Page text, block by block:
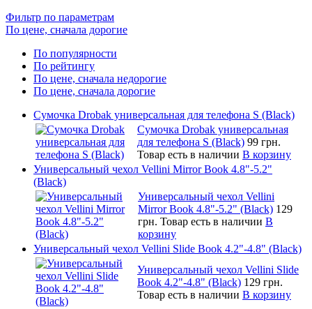
Фильтр по параметрам
По цене, сначала дорогие
По популярности
По рейтингу
По цене, сначала недорогие
По цене, сначала дорогие
Сумочка Drobak универсальная для телефона S (Black)
Сумочка Drobak универсальная
для телефона S (Black) 99 грн.
Товар есть в наличии В корзину
Универсальный чехол Vellini Mirror Book 4.8"-5.2"
(Black)
Универсальный чехол Vellini
Mirror Book 4.8"-5.2" (Black) 129
грн. Товар есть в наличии В
корзину
Универсальный чехол Vellini Slide Book 4.2"-4.8" (Black)
Универсальный чехол Vellini Slide
Book 4.2"-4.8" (Black) 129 грн.
Товар есть в наличии В корзину